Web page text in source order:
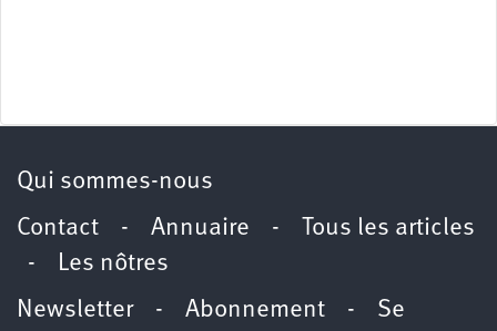
Qui sommes-nous
Contact - Annuaire - Tous les articles
-
Les nôtres
Newsletter- Abonnement - Se